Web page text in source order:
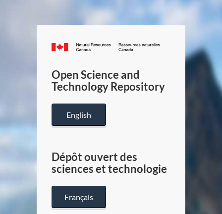
Canada.ca
/
Canada
Open Science and
Technology Repository
English
Dépôt ouvert des
sciences et technologie
Français